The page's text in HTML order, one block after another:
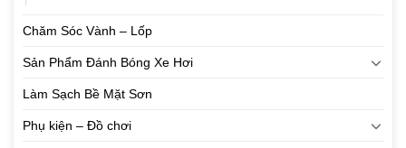
Chăm Sóc Vành – Lốp
Sản Phẩm Đánh Bóng Xe Hơi
Làm Sạch Bề Mặt Sơn
Phụ kiện – Đồ chơi